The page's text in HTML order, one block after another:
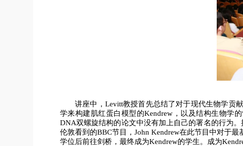
讲座中，Levitt教授首先总结了对于现代生物学贡
学来构建肌红蛋白模型的Kendrew，以及结构生物学
DNA双螺旋结构的论文中没有加上自己的署名的行为
伦敦看到的BBC节目，John Kendrew在此节目中对于
学位后前往剑桥，最终成为Kendrew的学生。成为